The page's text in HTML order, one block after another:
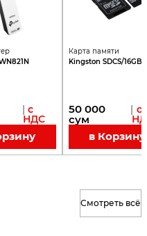
| с
НДС
Карта памяти
Kingston SDCS/16GB
50 000
сум
| с
в Корзину
Смотреть всё